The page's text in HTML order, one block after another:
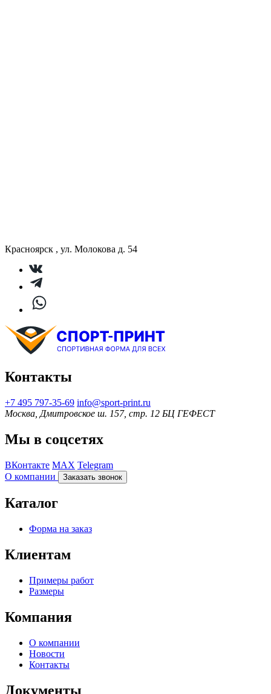
Красноярск , ул. Молокова д. 54
Контакты
+7 495 797‑35-69 info@sport-print.ru
Москва, Дмитровское ш. 157, стр. 12 БЦ ГЕФЕСТ
Мы в соцсетях
ВКонтакте MAX Telegram
О компании
Заказать звонок
Каталог
Форма на заказ
Клиентам
Примеры работ
Размеры
Компания
О компании
Новости
Контакты
Документы